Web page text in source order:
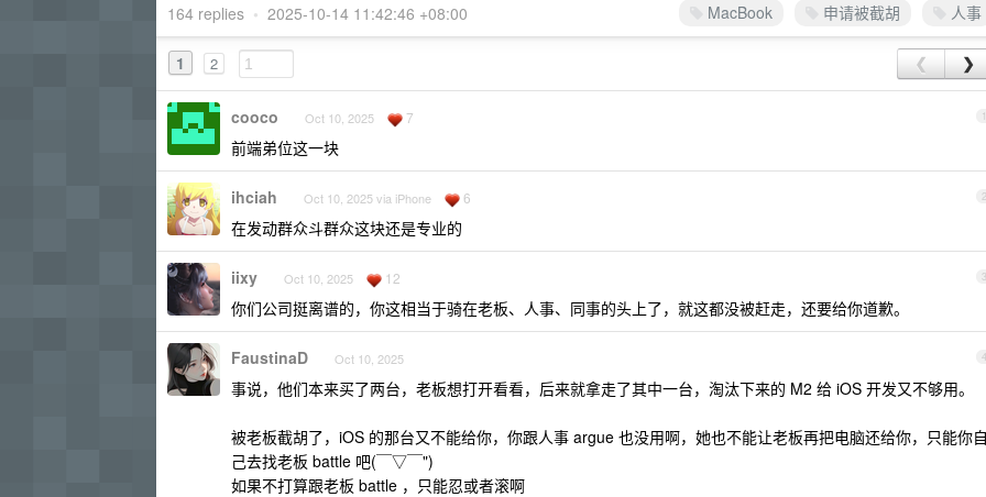
MacBook 申请被截胡 人事
164 replies • 2025-10-14 11:42:46 +08:00
1 2 ❮ ❯
1
cooco Oct 10, 2025 7
前端弟位这一块
2
ihciah Oct 10, 2025 via iPhone 6
在发动群众斗群众这块还是专业的
3
iixy Oct 10, 2025 12
你们公司挺离谱的，你这相当于骑在老板、人事、同事的头上了，就这都没被赶走，还要给你道歉。
4
FaustinaD Oct 10, 2025
事说，他们本来买了两台，老板想打开看看，后来就拿走了其中一台，淘汰下来的 M2 给 iOS 开发又不够用。
被老板截胡了，iOS 的那台又不能给你，你跟人事 argue 也没用啊，她也不能让老板再把电脑还给你，只能你
己去找老板 battle 吧(￣▽￣")
如果不打算跟老板 battle ，只能忍或者滚啊